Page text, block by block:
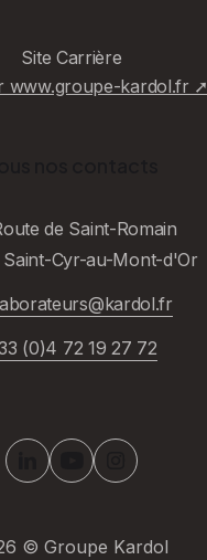
Site Carrière
www.groupe-kardol.fr ➚
de Saint-Romain
Cyr-au-Mont-d'Or
(0)4 72 19 27 72
© Groupe Kardol